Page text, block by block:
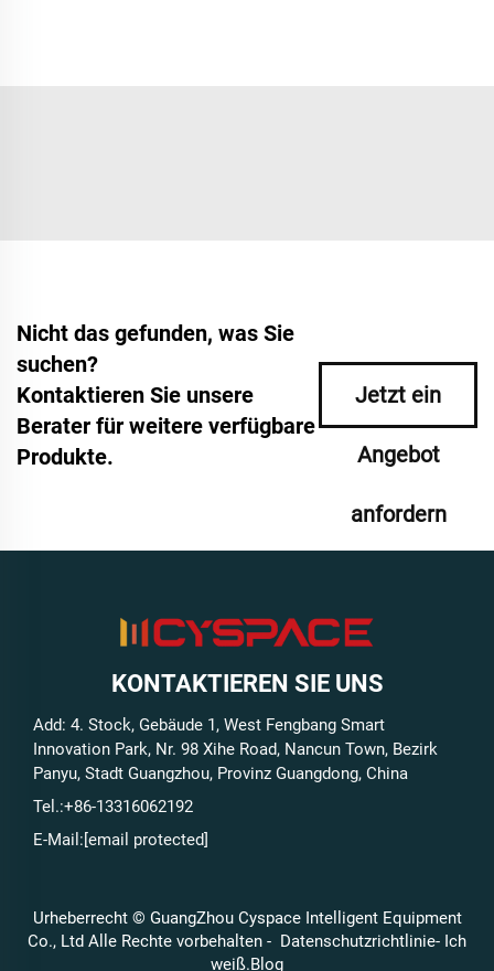
Nicht das gefunden, was Sie
suchen?
Kontaktieren Sie unsere
Berater für weitere verfügbare
Produkte.
Jetzt ein
Angebot
anfordern
KONTAKTIEREN SIE UNS
Add: 4. Stock, Gebäude 1, West Fengbang Smart
Innovation Park, Nr. 98 Xihe Road, Nancun Town, Bezirk
Panyu, Stadt Guangzhou, Provinz Guangdong, China
Tel.:+86-13316062192
E-Mail:[email protected]
Urheberrecht © GuangZhou Cyspace Intelligent Equipment
Co., Ltd Alle Rechte vorbehalten - Datenschutzrichtlinie- Ich
weiß.Blog